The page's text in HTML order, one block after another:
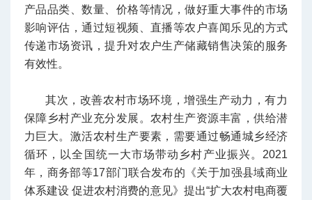
产品品类、数量、价格等情况，做好重大事件的市场
影响评估，通过短视频、直播等农户喜闻乐见的方式
传递市场资讯，提升对农户生产储藏销售决策的服务
有效性。
其次，改善农村市场环境，增强生产动力，有力
保障乡村产业充分发展。农村生产资源丰富，供给潜
力巨大。激活农村生产要素，需要通过畅通城乡经济
循环，以全国统一大市场带动乡村产业振兴。2021
年，商务部等17部门联合发布的《关于加强县域商业
体系建设 促进农村消费的意见》提出“扩大农村电商覆